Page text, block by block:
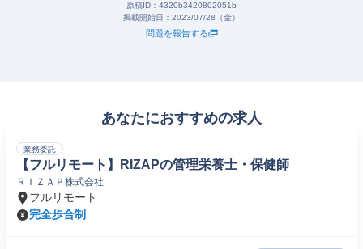
原稿ID： 4320b3420802051b
掲載開始日： 2023/07/28（金）
問題を報告する
あなたにおすすめの求人
業務委託
【フルリモート】RIZAPの管理栄養士・保健師
ＲＩＺＡＰ株式会社
フルリモート
完全歩合制